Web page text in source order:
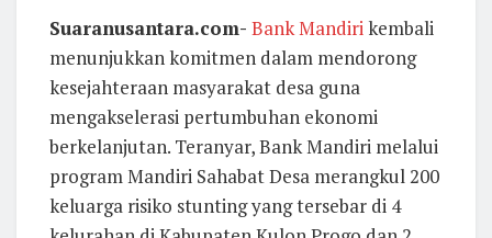
Suaranusantara.com- Bank Mandirikembali
menunjukkan komitmen dalam mendorong
kesejahteraan masyarakat desa guna
mengakselerasi pertumbuhan ekonomi
berkelanjutan. Teranyar, Bank Mandiri melalui
program Mandiri Sahabat Desa merangkul 200
keluarga risiko stunting yang tersebar di 4